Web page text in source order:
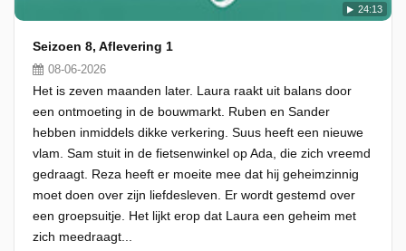
24:13
Seizoen 8, Aflevering 1
08-06-2026
Het is zeven maanden later. Laura raakt uit balans door
een ontmoeting in de bouwmarkt. Ruben en Sander
hebben inmiddels dikke verkering. Suus heeft een nieuwe
vlam. Sam stuit in de fietsenwinkel op Ada, die zich vreemd
gedraagt. Reza heeft er moeite mee dat hij geheimzinnig
moet doen over zijn liefdesleven. Er wordt gestemd over
een groepsuitje. Het lijkt erop dat Laura een geheim met
zich meedraagt...